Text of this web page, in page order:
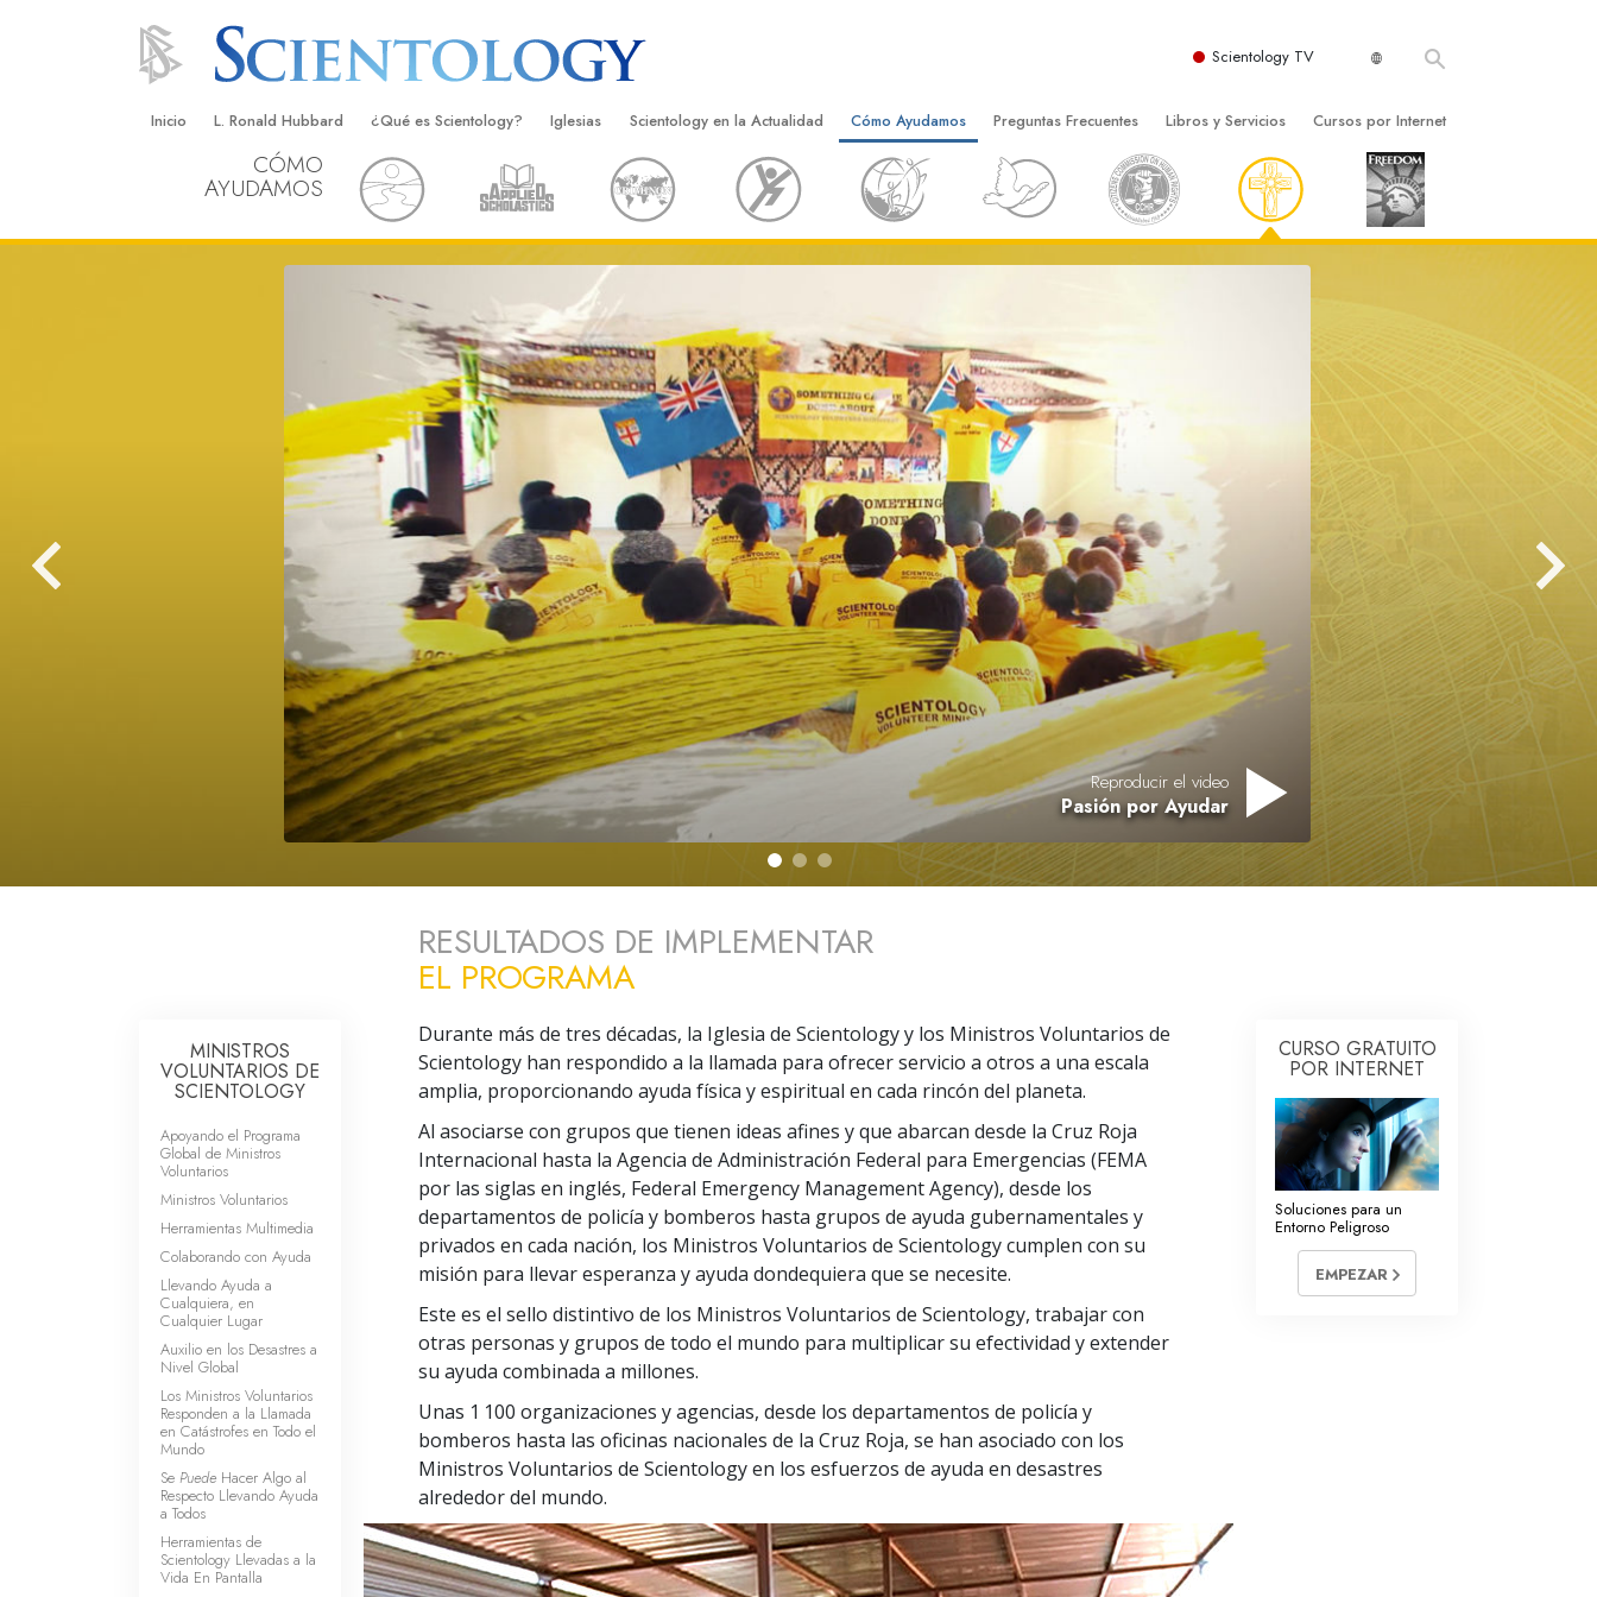
Scientology TV
Inicio L. Ronald Hubbard ¿Qué es Scientology?
Creencias y Prácticas
Credos y Códigos de Scientology
Qué dicen los Scientologists acerca de
Scientology
Conoce a un Scientologist
Dentro de una Iglesia
Los Principios Básicos de Scientology
Una Introducción a Dianética
Amor y Odio: ¿Qué es Grandeza?
Iglesias
Encontrar una Iglesia
Iglesias Ideales de Scientology
Organizaciones Avanzadas
Base en Tierra de Flag
Freewinds
Llevando Scientology al Mundo
Scientology en la Actualidad
Gran Inauguraciones
Eventos de Scientology
Cómo Ayudamos
El Camino a la Felicidad
Applied Scholastics
Narconon
La Verdad Sobre las Drogas
Unidos por los Derechos Humanos
Comisión de Ciudadanos por los
Derechos Humanos
Ministros Voluntarios de Scientology
Preguntas Frecuentes
Antecedentes y principios básicos
Dentro de una Iglesia
Libros y Servicios
Libros Iniciales
Servicios Iniciales
Cursos por Internet
Cómo Resolver los Conflictos
Las Dinámicas de la Existencia
Los Componentes de la Comprensión
Ayudas para Enfermedades y Lesiones
La Integridad y la Honestidad
El Matrimonio
La Escala Tonal Emocional
Respuestas a las Drogas
Los Niños
Herramientas para el Entorno Laboral
La Ética y las
Condiciones
La Causa de la Supresión
Investigaciones
Los Fundamentos de la Organización
CÓMO
AYUDAMOS
Reproducir el video
Pasión por Ayudar
RESULTADOS DE IMPLEMENTAR
EL PROGRAMA
Durante más de tres décadas, la Iglesia de Scientology y los Ministros Voluntarios de
Scientology han respondido a la llamada para ofrecer servicio a otros a una escala
amplia, proporcionando ayuda física y espiritual en cada rincón del planeta.
Al asociarse con grupos que tienen ideas afines y que abarcan desde la Cruz Roja
Internacional hasta la Agencia de Administración Federal para Emergencias (FEMA
por las siglas en inglés, Federal Emergency Management Agency), desde los
departamentos de policía y bomberos hasta grupos de ayuda gubernamentales y
privados en cada nación, los Ministros Voluntarios de Scientology cumplen con su
misión para llevar esperanza y ayuda dondequiera que se necesite.
Este es el sello distintivo de los Ministros Voluntarios de Scientology, trabajar con
otras personas y grupos de todo el mundo para multiplicar su efectividad y extender
su ayuda combinada a millones.
Unas 1 100 organizaciones y agencias, desde los departamentos de policía y
bomberos hasta las oficinas nacionales de la Cruz Roja, se han asociado con los
Ministros Voluntarios de Scientology en los esfuerzos de ayuda en desastres
alrededor del mundo.
MINISTROS
VOLUNTARIOS DE
SCIENTOLOGY
Apoyando el Programa
Global de Ministros
Voluntarios
Ministros Voluntarios
Herramientas Multimedia
Colaborando con Ayuda
Llevando Ayuda a
Cualquiera, en
Cualquier Lugar
Auxilio en los Desastres a
Nivel Global
Los Ministros Voluntarios
Responden a la Llamada
en Catástrofes en Todo el
Mundo
Se Puede Hacer Algo al
Respecto Llevando Ayuda
a Todos
Herramientas de
Scientology Llevadas a la
Vida En Pantalla
CURSO GRATUITO
POR INTERNET
Soluciones para un
Entorno Peligroso
EMPEZAR